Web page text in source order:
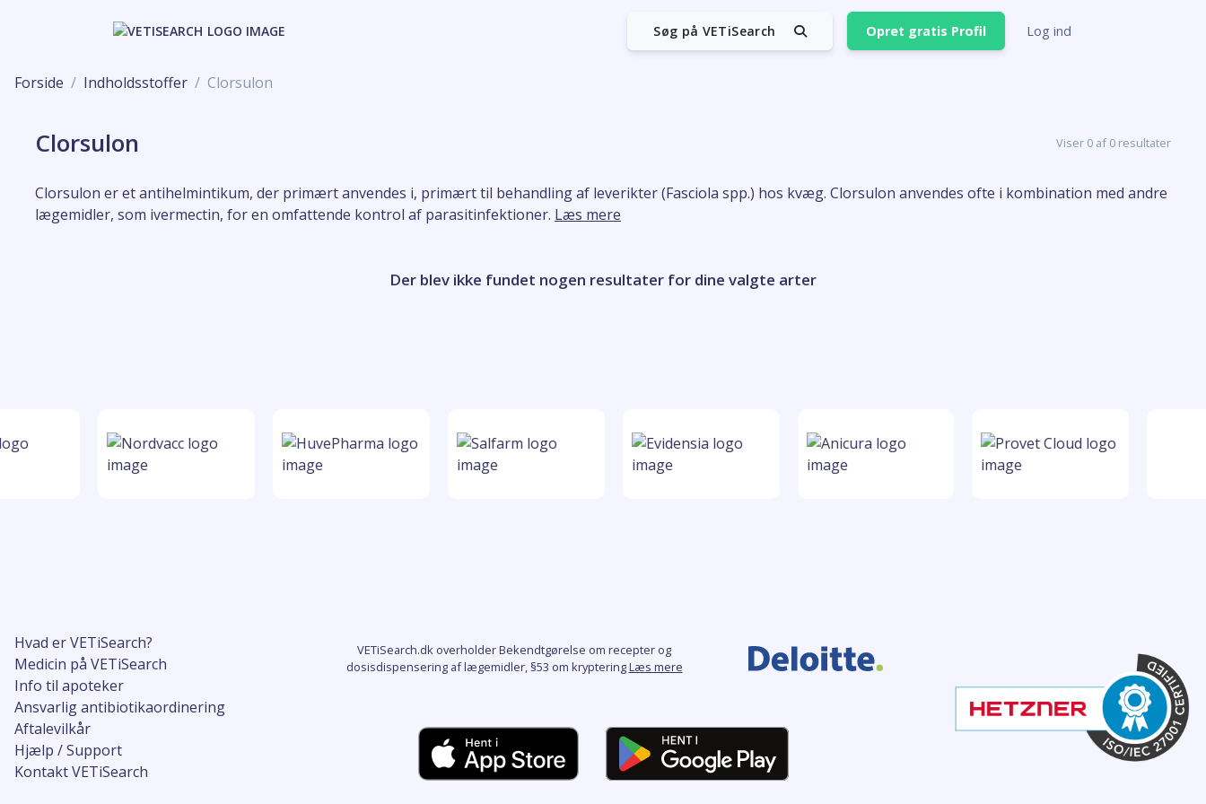
Søg på VETiSearch Opret gratis Profil Log ind
Forside Indholdsstoffer Clorsulon
Clorsulon Viser 0 af 0 resultater
Clorsulon er et antihelmintikum, der primært anvendes i, primært til behandling af leverikter (Fasciola spp.) hos kvæg. Clorsulon anvendes ofte i kombination med andre
lægemidler, som ivermectin, for en omfattende kontrol af parasitinfektioner. Læs mere
Der blev ikke fundet nogen resultater for dine valgte arter
Hvad er VETiSearch?
Medicin på VETiSearch
Info til apoteker
Ansvarlig antibiotikaordinering
Aftalevilkår
Hjælp / Support
Kontakt VETiSearch
VETiSearch.dk overholder Bekendtgørelse om recepter og
dosisdispensering af lægemidler, §53 om krypteringLæs mere